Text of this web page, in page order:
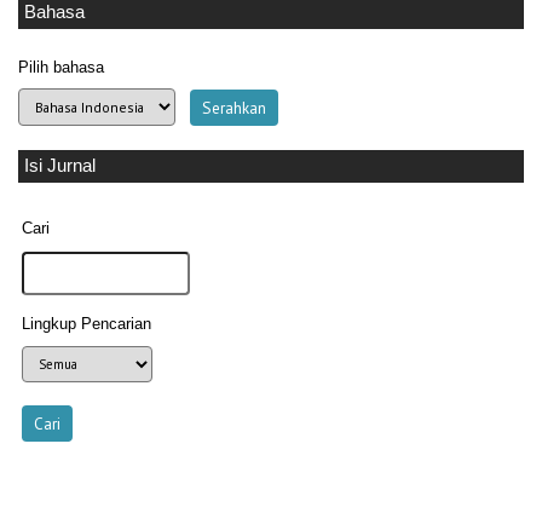
Bahasa
Pilih bahasa
Isi Jurnal
Cari
Lingkup Pencarian